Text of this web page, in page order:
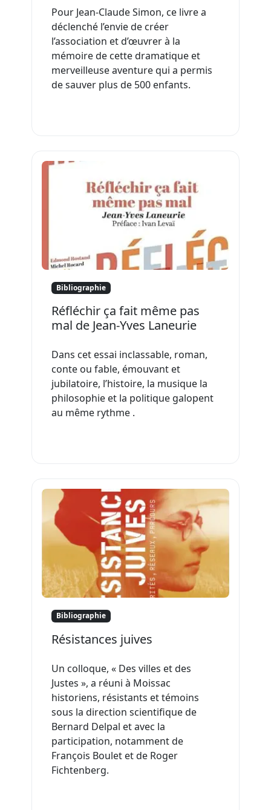
Pour Jean-Claude Simon, ce livre a
déclenché l’envie de créer
l’association et d’œuvrer à la
mémoire de cette dramatique et
merveilleuse aventure qui a permis
de sauver plus de 500 enfants.
Bibliographie
Réfléchir ça fait même pas
mal de Jean-Yves Laneurie
Dans cet essai inclassable, roman,
conte ou fable, émouvant et
jubilatoire, l’histoire, la musique la
philosophie et la politique galopent
au même rythme .
Bibliographie
Résistances juives
Un colloque, « Des villes et des
Justes », a réuni à Moissac
historiens, résistants et témoins
sous la direction scientifique de
Bernard Delpal et avec la
participation, notamment de
François Boulet et de Roger
Fichtenberg.